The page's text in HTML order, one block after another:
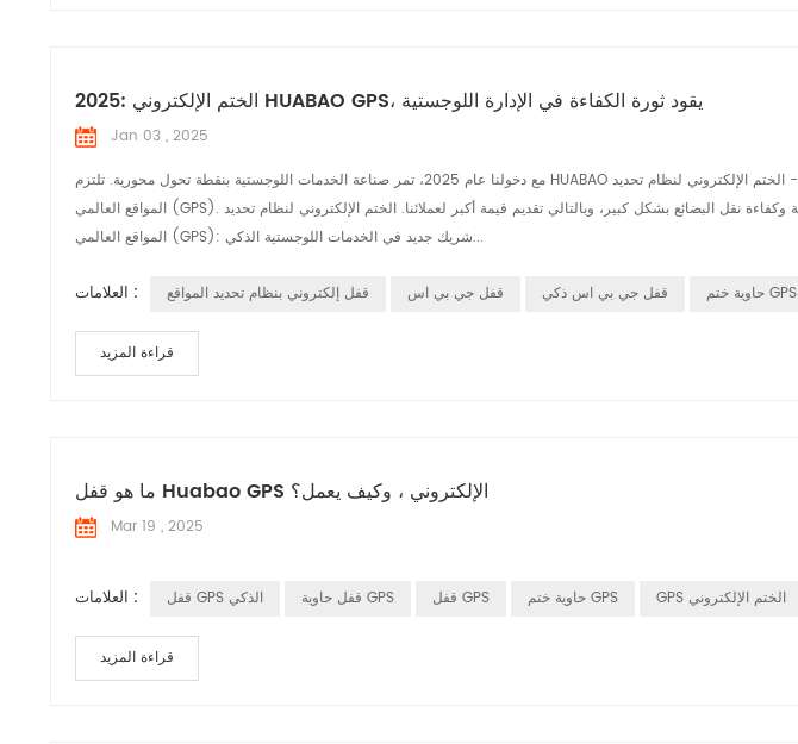
2025: الختم الإلكتروني HUABAO GPS، يقود ثورة الكفاءة في الإدارة اللوجستية
Jan 03 , 2025
مع دخولنا عام 2025، تمر صناعة الخدمات اللوجستية بنقطة تحول محورية. تلتزم HUABAO بتعزيز كفاءة إدارة البضائع العابرة من خلال منتجنا المبتكر - الختم الإلكتروني لنظام تحديد
المواقع العالمي (GPS). نحن نؤمن أنه من خلال الحلول الذكية، يمكننا تحسين سلامة وكفاءة نقل البضائع بشكل كبير، وبالتالي تقديم قيمة أكبر لعملائنا. الختم الإلكتروني لنظام تحديد
المواقع العالمي (GPS): شريك جديد في الخدمات اللوجستية الذكي...
العلامات : قفل إلكتروني بنظام تحديد المواقع قفل جي بي اس قفل جي بي اس ذكي حاوية ختم GPS
قراءة المزيد
ما هو قفل Huabao GPS الإلكتروني ، وكيف يعمل؟
Mar 19 , 2025
العلامات : قفل GPS الذكي قفل حاوية GPS قفل GPS حاوية ختم GPS GPS الختم الإلكتروني
قراءة المزيد